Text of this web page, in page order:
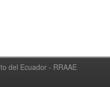
del Ecuador - RRAAE